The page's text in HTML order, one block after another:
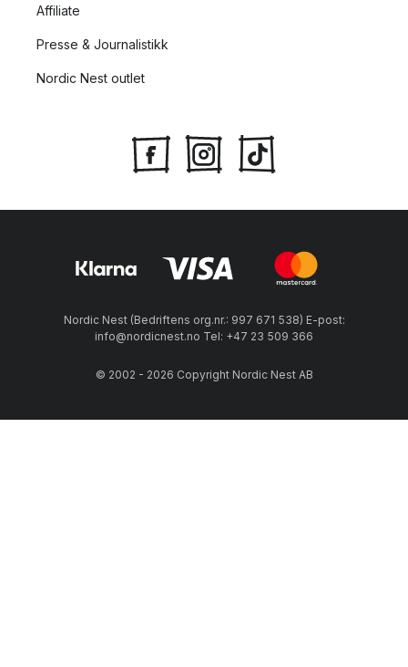
Affiliate
Presse & Journalistikk
Nordic Nest outlet
Nordic Nest (Bedriftens org.nr.: 997 671 538) E-post:
info@nordicnest.no Tel: +47 23 509 366
© 2002 - 2026 Copyright Nordic Nest AB